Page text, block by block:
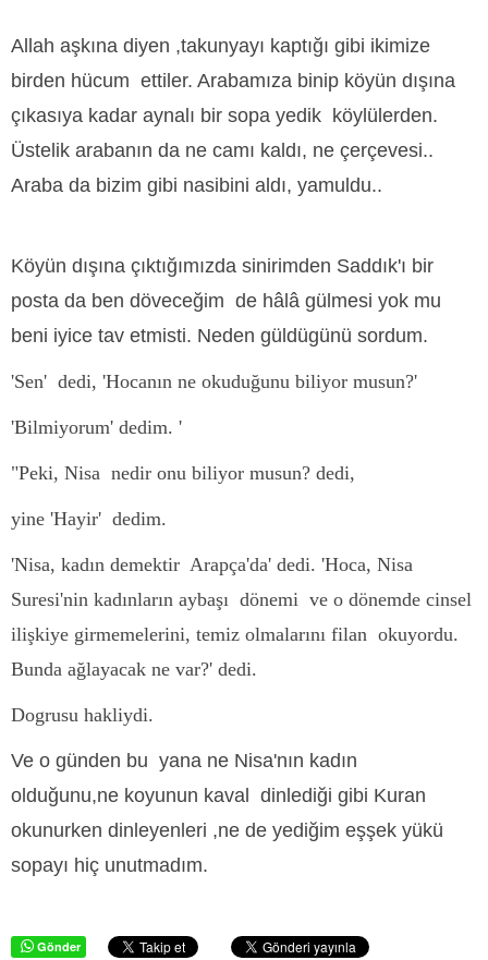
Allah aşkına diyen ,takunyayı kaptığı gibi ikimize
birden hücum ettiler. Arabamıza binip köyün dışına
çıkasıya kadar aynalı bir sopa yedik köylülerden.
Üstelik arabanın da ne camı kaldı, ne çerçevesi..
Araba da bizim gibi nasibini aldı, yamuldu..
Köyün dışına çıktığımızda sinirimden Saddık'ı bir
posta da ben döveceğim de hâlâ gülmesi yok mu
beni iyice tav etmisti. Neden güldügünü sordum.
'Sen' dedi, 'Hocanın ne okuduğunu biliyor musun?'
'Bilmiyorum' dedim. '
"Peki, Nisa nedir onu biliyor musun? dedi,
yine 'Hayir' dedim.
'Nisa, kadın demektir Arapça'da' dedi. 'Hoca, Nisa
Suresi'nin kadınların aybaşı dönemi ve o dönemde cinsel
ilişkiye girmemelerini, temiz olmalarını filan okuyordu.
Bunda ağlayacak ne var?' dedi.
Dogrusu hakliydi.
Ve o günden bu yana ne Nisa'nın kadın
olduğunu,ne koyunun kaval dinlediği gibi Kuran
okunurken dinleyenleri ,ne de yediğim eşşek yükü
sopayı hiç unutmadım.
Gönder